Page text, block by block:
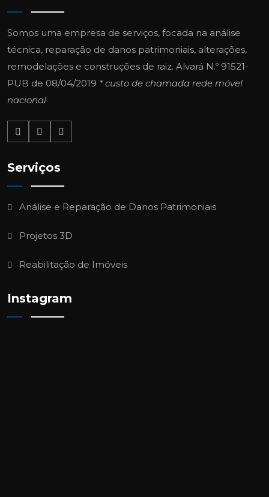
Somos uma empresa de serviços, focada na análise
técnica, reparação de danos patrimoniais, alterações,
remodelações e construções de raiz. Alvará N.º 91521-
PUB de 08/04/2019 * custo de chamada rede móvel
nacional
Serviços
Análise e Reparação de Danos Patrimoniais
Projetos 3D
Reabilitação de Imóveis
Instagram